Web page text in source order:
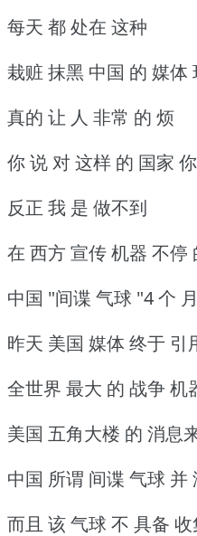
每天 都 处在 这种
栽赃 抹黑 中国 的 媒体
真的 让 人 非常 的 烦
你 说 对 这样 的 国家
反正 我 是 做不到
在 西方 宣传 机器 不停
中国 "间谍 气球 "4 个
昨天 美国 媒体 终于 引
全世界 最大 的 战争 机
美国 五角大楼 的 消息
中国 所谓 间谍 气球 并
而且 该 气球 不 具备